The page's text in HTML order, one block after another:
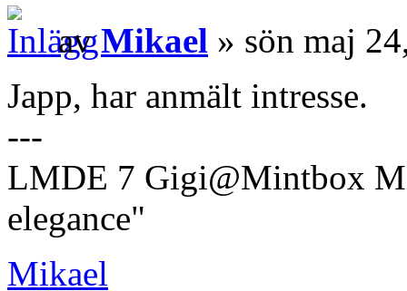
avMikael » sön maj
Japp, har anmält intresse.
---
LMDE 7 Gigi@Mintbox
elegance"
Mikael